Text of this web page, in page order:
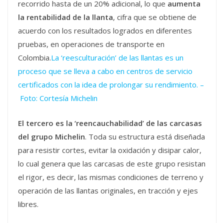
recorrido hasta de un 20% adicional, lo que aumenta
la rentabilidad de la llanta, cifra que se obtiene de
acuerdo con los resultados logrados en diferentes
pruebas, en operaciones de transporte en
Colombia.La ‘reesculturación’ de las llantas es un
proceso que se lleva a cabo en centros de servicio
certificados con la idea de prolongar su rendimiento. –
Foto: Cortesía Michelin
El tercero es la ‘reencauchabilidad’ de las carcasas
del grupo Michelin. Toda su estructura está diseñada
para resistir cortes, evitar la oxidación y disipar calor,
lo cual genera que las carcasas de este grupo resistan
el rigor, es decir, las mismas condiciones de terreno y
operación de las llantas originales, en tracción y ejes
libres.